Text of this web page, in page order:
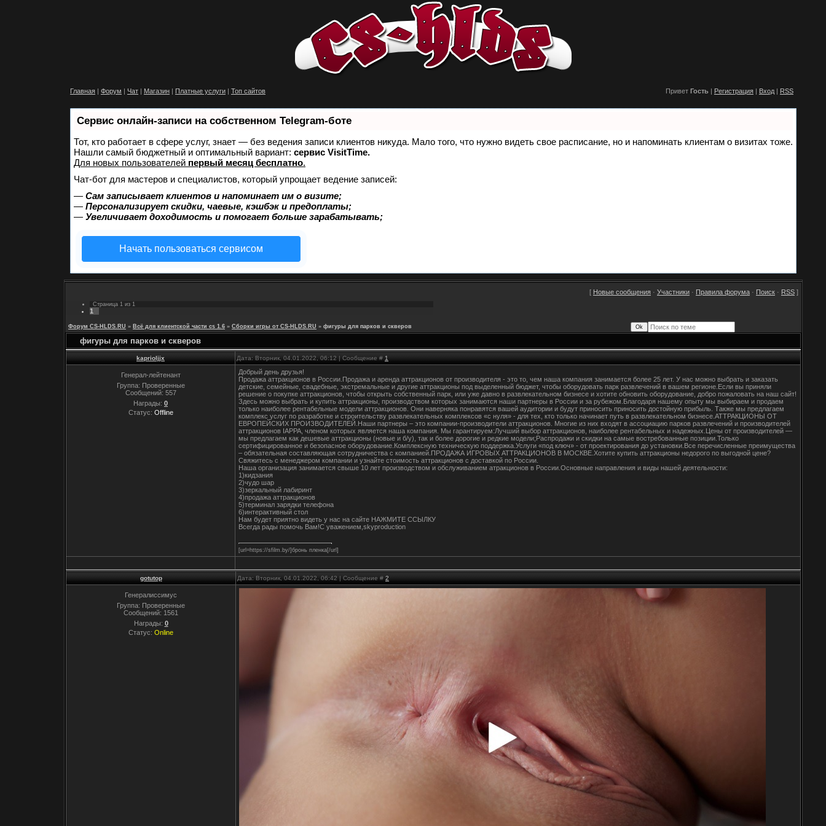
Главная | Форум | Чат | Магазин | Платные услуги | Топ сайтов Привет Гость | Регистрация | Вход | RSS
Сервис онлайн-записи на собственном Telegram-боте
Тот, кто работает в сфере услуг, знает — без ведения записи клиентов никуда. Мало того, что нужно видеть свое расписание, но и напоминать клиентам о визитах тоже.
Нашли самый бюджетный и оптимальный вариант: сервис VisitTime.
Для новых пользователей первый месяц бесплатно.
Чат-бот для мастеров и специалистов, который упрощает ведение записей:
— Сам записывает клиентов и напоминает им о визите;
— Персонализирует скидки, чаевые, кэшбэк и предоплаты;
— Увеличивает доходимость и помогает больше зарабатывать;
Начать пользоваться сервисом
[ Новые сообщения · Участники · Правила форума · Поиск · RSS ]
Страница 1 из 1
1
Форум CS-HLDS.RU » Всё для клиентской части cs 1.6 » Сборки игры от CS-HLDS.RU » фигуры для парков и скверов
фигуры для парков и скверов
kaprioljjx Дата: Вторник, 04.01.2022, 06:12 | Сообщение # 1
Генерал-лейтенант
Группа: Проверенные
Сообщений: 557
Награды: 0
Статус: Offline
Добрый день друзья!
Продажа аттракционов в России.Продажа и аренда аттракционов от производителя - это то, чем наша компания занимается более 25 лет. У нас можно выбрать и заказать
детские, семейные, свадебные, экстремальные и другие аттракционы под выделенный бюджет, чтобы оборудовать парк развлечений в вашем регионе.Если вы приняли
решение о покупке аттракционов, чтобы открыть собственный парк, или уже давно в развлекательном бизнесе и хотите обновить оборудование, добро пожаловать на наш сайт!
Здесь можно выбрать и купить аттракционы, производством которых занимаются наши партнеры в России и за рубежом.Благодаря нашему опыту мы выбираем и продаем
только наиболее рентабельные модели аттракционов. Они наверняка понравятся вашей аудитории и будут приносить приносить достойную прибыль. Также мы предлагаем
комплекс услуг по разработке и строительству развлекательных комплексов «с нуля» - для тех, кто только начинает путь в развлекательном бизнесе.АТТРАКЦИОНЫ ОТ
ЕВРОПЕЙСКИХ ПРОИЗВОДИТЕЛЕЙ.Наши партнеры – это компании-производители аттракционов. Многие из них входят в ассоциацию парков развлечений и производителей
аттракционов IAPPA, членом которых является наша компания. Мы гарантируем:Лучший выбор аттракционов, наиболее рентабельных и надежных.Цены от производителей —
мы предлагаем как дешевые аттракционы (новые и б/у), так и более дорогие и редкие модели;Распродажи и скидки на самые востребованные позиции.Только
сертифицированное и безопасное оборудование.Комплексную техническую поддержка.Услуги «под ключ» - от проектирования до установки.Все перечисленные преимущества
– обязательная составляющая сотрудничества с компанией.ПРОДАЖА ИГРОВЫХ АТТРАКЦИОНОВ В МОСКВЕ.Хотите купить аттракционы недорого по выгодной цене?
Свяжитесь с менеджером компании и узнайте стоимость аттракционов с доставкой по России.
Наша организация занимается свыше 10 лет производством и обслуживанием атракционов в России.Основные направления и виды нашей деятельности:
1)кидзания
2)чудо шар
3)зеркальный лабиринт
4)продажа аттракционов
5)терминал зарядки телефона
6)интерактивный стол
Нам будет приятно видеть у нас на сайте НАЖМИТЕ ССЫЛКУ
Всегда рады помочь Вам!С уважением,skyproduction
[url=https://sfilm.by/]бронь пленка[/url]
gotutop Дата: Вторник, 04.01.2022, 06:42 | Сообщение # 2
Генералиссимус
Группа: Проверенные
Сообщений: 1561
Награды: 0
Статус: Online